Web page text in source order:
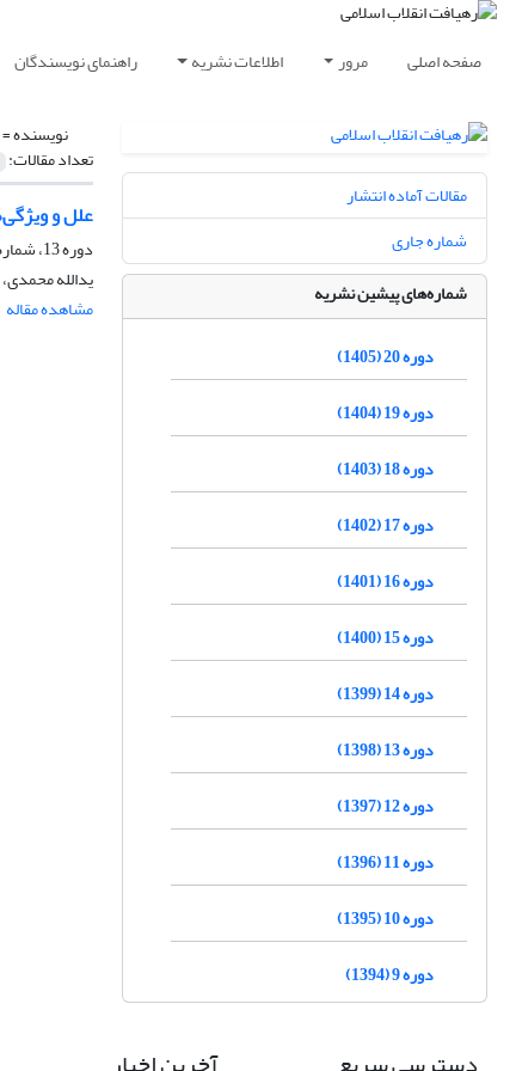
صفحه اصلی مرور اطلاعات نشریه راهنمای نویسندگان
نویسنده =
تعداد مقالات:
علل و
دوره 13، شماره 49، زمستان 1398، صفحه
یدالله
مشاهده مقاله
مقالات آماده انتشار
شماره جاری
شماره‌های پیشین نشریه
دوره 20 (1405)
دوره 19 (1404)
دوره 18 (1403)
دوره 17 (1402)
دوره 16 (1401)
دوره 15 (1400)
دوره 14 (1399)
دوره 13 (1398)
دوره 12 (1397)
دوره 11 (1396)
دوره 10 (1395)
دوره 9 (1394)